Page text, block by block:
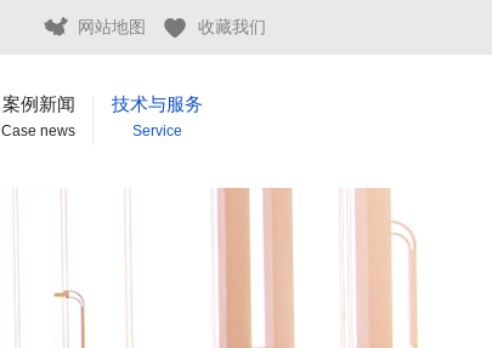
网站地图 收藏我们
案例新闻
Case news
技术与服务
Service